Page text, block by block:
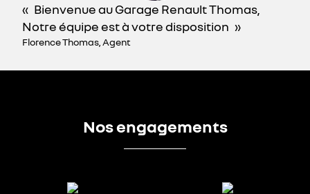
Bienvenue au Garage Renault Thomas,
Notre équipe est à votre disposition
Florence Thomas, Agent
Nos engagements